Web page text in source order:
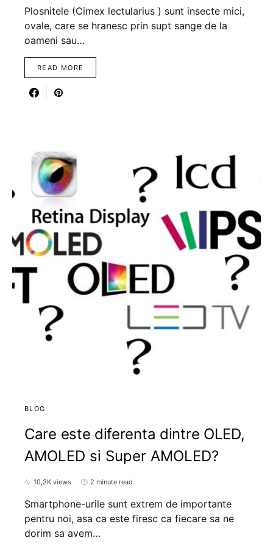
Plosnitele (Cimex lectularius ) sunt insecte mici,
ovale, care se hranesc prin supt sange de la
oameni sau…
READ MORE
BLOG
Care este diferenta dintre OLED,
AMOLED si Super AMOLED?
10,3K views 2 minute read
Smartphone-urile sunt extrem de importante
pentru noi, asa ca este firesc ca fiecare sa ne
dorim sa avem…